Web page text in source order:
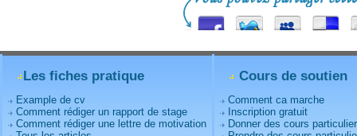
Les fiches pratique
Example de cv
Comment rédiger un rapport de stage
Comment rédiger une lettre de motivation
Cours de soutien
Comment ca marche
Inscription gratuit
Donner des cours